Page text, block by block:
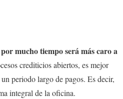
mucho tiempo será más caro a
crediticios abiertos, es mejor
periodo largo de pagos. Es decir,
integral de la oficina.